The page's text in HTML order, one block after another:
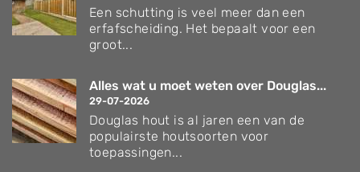
Een schutting is veel meer dan een
erfafscheiding. Het bepaalt voor een
groot...
Alles wat u moet weten over Douglas...
29-07-2026
Douglas hout is al jaren een van de
populairste houtsoorten voor
toepassingen...